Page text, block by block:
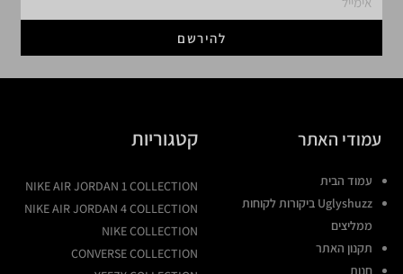
להירשם
עמודי האתר
עמוד הבית
Uglyshuzz ביקורות לקוחות
ממליצים
תקנון האתר
חנות
קטגוריות
NIKE AIR JORDAN 1 COLLECTION
NIKE AIR JORDAN 4 COLLECTION
NIKE COLLECTION
CONVERSE COLLECTION